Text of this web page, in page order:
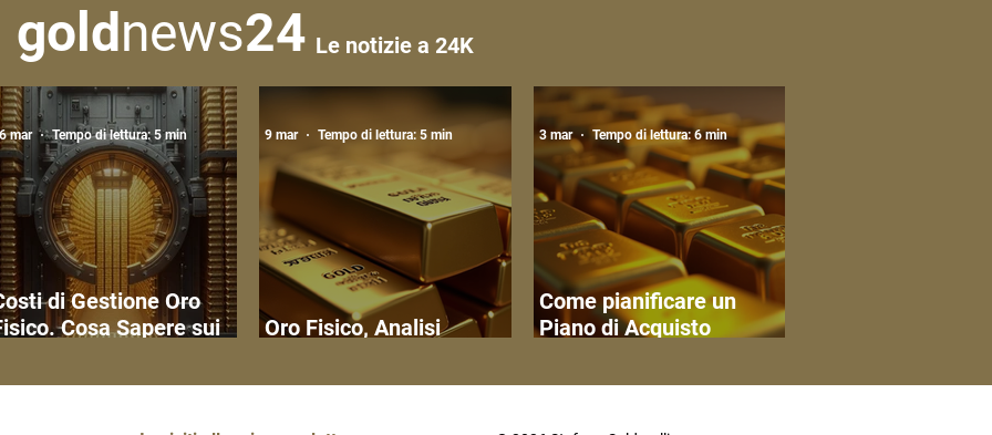
Le notizie a 24K
goldnews24
di Gestione Oro
Cosa Sapere sui
mar Tempo di lettura: 5 min
Oro Fisico, Analisi
9 mar Tempo di lettura: 5 min
Come pianificare un
Piano di Acquisto
3 mar Tempo di lettura: 6 min